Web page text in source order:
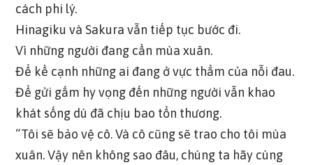
cách phi lý.
Hinagiku và Sakura vẫn tiếp tục bước đi.
Vì những người đang cần mùa xuân.
Để kề cạnh những ai đang ở vực thẳm của nỗi đau.
Để gửi gắm hy vọng đến những người vẫn khao
khát sống dù đã chịu bao tổn thương.
“Tôi sẽ bảo vệ cô. Và cô cũng sẽ trao cho tôi mùa
xuân. Vậy nên không sao đâu, chúng ta hãy cùng